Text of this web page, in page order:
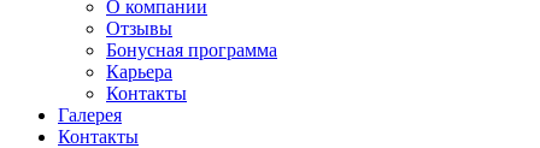
О компании
Отзывы
Бонусная программа
Карьера
Контакты
Галерея
Контакты